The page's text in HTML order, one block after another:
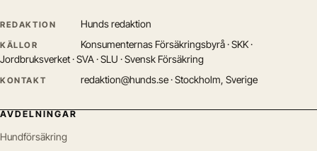
REDAKTION Hunds redaktion
KÄLLOR
Konsumenternas Försäkringsbyrå · SKK ·
Jordbruksverket · SVA · SLU · Svensk Försäkring
KONTAKT redaktion@hunds.se · Stockholm, Sverige
AVDELNINGAR
Hundförsäkring